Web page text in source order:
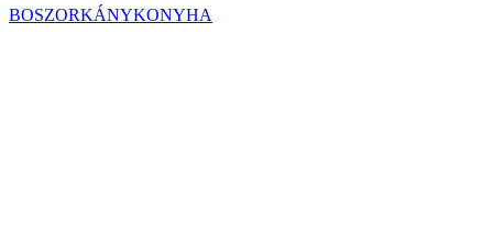
BOSZORKÁNYKONYHA